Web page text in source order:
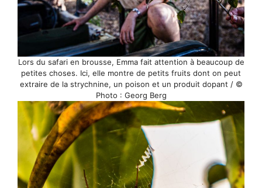
Lors du safari en brousse, Emma fait attention à beaucoup de
petites choses. Ici, elle montre de petits fruits dont on peut
extraire de la strychnine, un poison et un produit dopant / ©
Photo : Georg Berg